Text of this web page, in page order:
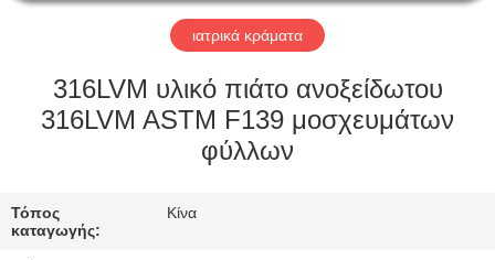
ΕΜΕΊΣ
ΓΎΡΟΣ
ΕΡΓΟΣΤΑΣΊΩΝ
ΈΛΕΓΧΟΣ
ιατρικά κράματα
316LVM υλικό πιάτο ανοξείδωτου
316LVM ASTM F139 μοσχευμάτων
φύλλων
Τόπος
καταγωγής:
Κίνα